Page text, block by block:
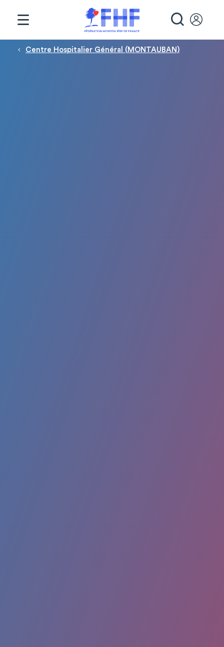
Fil d'Ariane
Centre Hospitalier Général (MONTAUBAN)
Panneau de gestion des cookies